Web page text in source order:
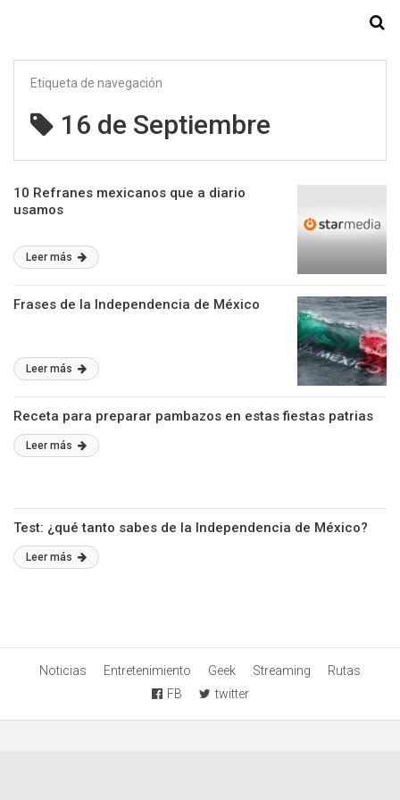
Etiqueta de navegación
16 de Septiembre
10 Refranes mexicanos que a diario
usamos
Leer más
Frases de la Independencia de México
Leer más
Receta para preparar pambazos en estas fiestas patrias
Leer más
Test: ¿qué tanto sabes de la Independencia de México?
Leer más
Noticias Entretenimiento Geek Streaming
Rutas
FB
twitter